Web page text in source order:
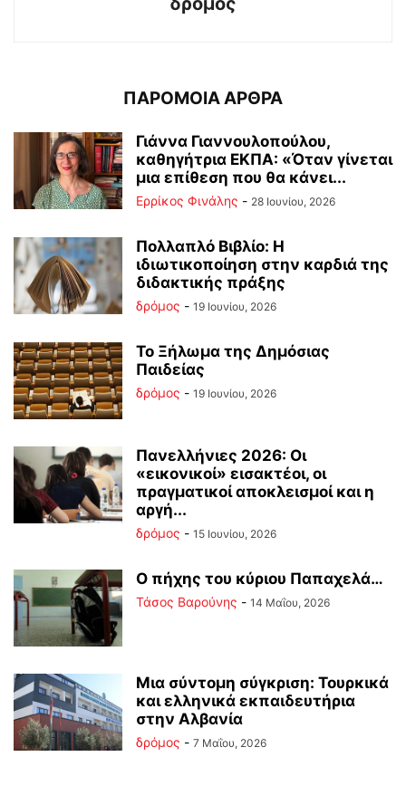
ΠΑΡΟΜΟΙΑ ΑΡΘΡΑ
Γιάννα Γιαννουλοπούλου,
καθηγήτρια ΕΚΠΑ: «Όταν γίνεται
μια επίθεση που θα κάνει...
Ερρίκος Φινάλης - 28 Ιουνίου, 2026
Πολλαπλό Βιβλίο: Η
ιδιωτικοποίηση στην καρδιά της
διδακτικής πράξης
δρόμος - 19 Ιουνίου, 2026
Το Ξήλωμα της Δημόσιας
Παιδείας
δρόμος - 19 Ιουνίου, 2026
Πανελλήνιες 2026: Οι
«εικονικοί» εισακτέοι, οι
πραγματικοί αποκλεισμοί και η
αργή...
δρόμος - 15 Ιουνίου, 2026
Ο πήχης του κύριου Παπαχελά…
Τάσος Βαρούνης - 14 Μαΐου, 2026
Mια σύντομη σύγκριση: Τουρκικά
και ελληνικά εκπαιδευτήρια
στην Αλβανία
δρόμος - 7 Μαΐου, 2026